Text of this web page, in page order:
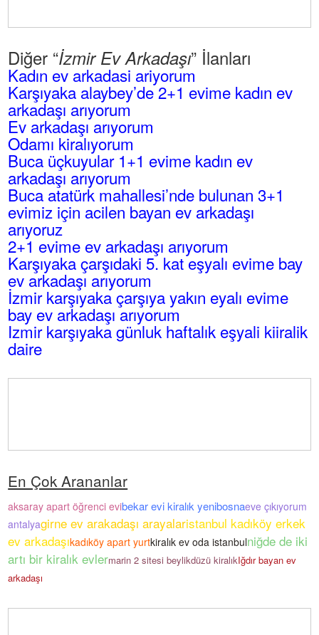
Diğer “İzmir Ev Arkadaşı” İlanları
Kadın ev arkadasi ariyorum
Karşıyaka alaybey’de 2+1 evime kadın ev
arkadaşı arıyorum
Ev arkadaşı arıyorum
Odamı kiralıyorum
Buca üçkuyular 1+1 evime kadın ev
arkadaşı arıyorum
Buca atatürk mahallesi’nde bulunan 3+1
evimiz için acilen bayan ev arkadaşı
arıyoruz
2+1 evime ev arkadaşı arıyorum
Karşıyaka çarşıdaki 5. kat eşyalı evime bay
ev arkadaşı arıyorum
İzmir karşıyaka çarşıya yakın eyalı evime
bay ev arkadaşı arıyorum
Izmir karşıyaka günluk haftalık eşyali kiiralik
daire
En Çok Arananlar
aksaray apart öğrenci evibekar evi kiralık yenibosnaeve çıkıyorum
antalyagirne ev arakadaşı arayalaristanbul kadıköy erkek
ev arkadaşıkadıköy apart yurtkiralık ev oda istanbulniğde de iki
artı bir kiralık evlermarin 2 sitesi beylikdüzü kiralıkIğdır bayan ev
arkadaşı